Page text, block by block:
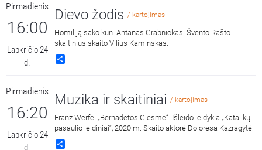
Pirmadienis
16:00
Lapkričio 24
d.
Dievo žodis / kartojimas
Homiliją sako kun. Antanas Grabnickas. Švento Rašto
skaitinius skaito Vilius Kaminskas.
Pirmadienis
16:20
Lapkričio 24
d.
Muzika ir skaitiniai / kartojimas
Franz Werfel „Bernadetos Giesmė“. Išleido leidykla „Katalikų
pasaulio leidiniai“, 2020 m. Skaito aktorė Doloresa Kazragytė.